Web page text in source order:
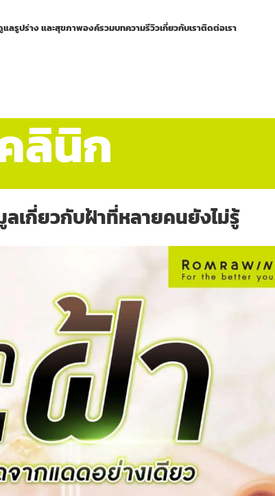
แลรูปร่าง และสุขภาพองค์รวมบทความรีวิวเกี่ยวกับเราติดต่อเรา
ลินิก
ลเกี่ยวกับฝ้าที่หลายคนยังไม่รู้